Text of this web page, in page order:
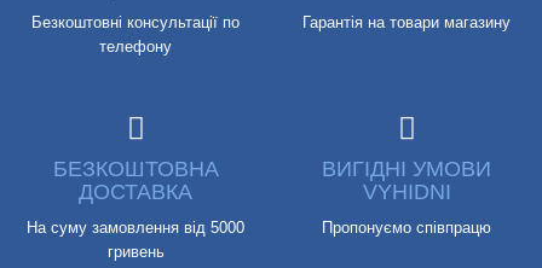
Безкоштовні консультації по
телефону
Гарантія на товари магазину
БЕЗКОШТОВНА
ДОСТАВКА
На суму замовлення від 5000
гривень
ВИГІДНІ УМОВИ
VYHIDNI
Пропонуємо співпрацю